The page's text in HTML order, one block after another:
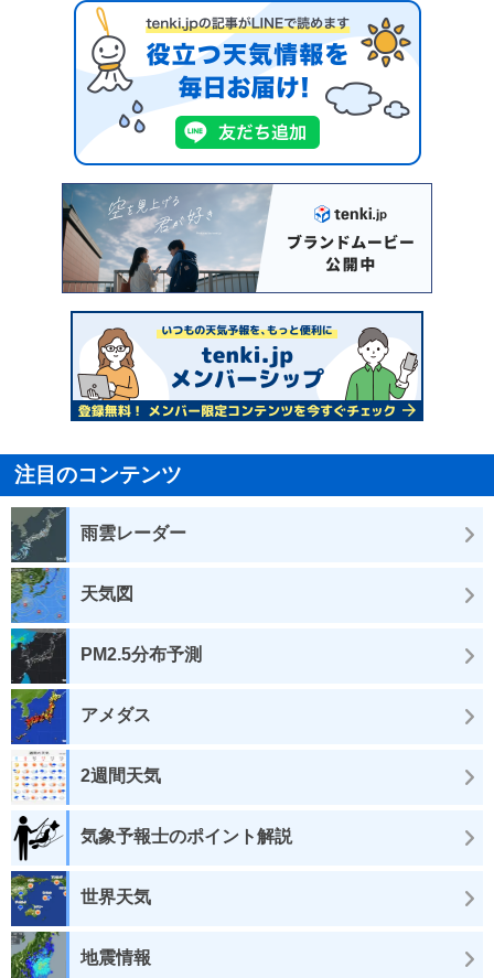
注目のコンテンツ
雨雲レーダー
天気図
PM2.5分布予測
アメダス
2週間天気
気象予報士のポイント解説
世界天気
地震情報